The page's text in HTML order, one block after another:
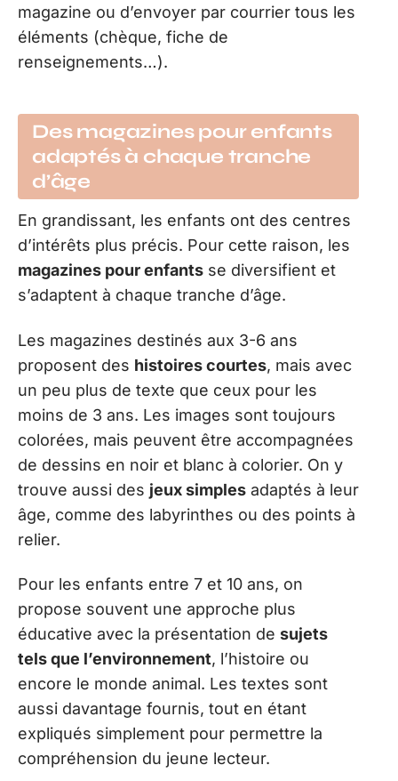
magazine ou d’envoyer par courrier tous les
éléments (chèque, fiche de
renseignements…).
Des magazines pour enfants
adaptés à chaque tranche
d’âge
En grandissant, les enfants ont des centres
d’intérêts plus précis. Pour cette raison, les
magazines pour enfants se diversifient et
s’adaptent à chaque tranche d’âge.
Les magazines destinés aux 3-6 ans
proposent des histoires courtes, mais avec
un peu plus de texte que ceux pour les
moins de 3 ans. Les images sont toujours
colorées, mais peuvent être accompagnées
de dessins en noir et blanc à colorier. On y
trouve aussi des jeux simples adaptés à leur
âge, comme des labyrinthes ou des points à
relier.
Pour les enfants entre 7 et 10 ans, on
propose souvent une approche plus
éducative avec la présentation de sujets
tels que l’environnement, l’histoire ou
encore le monde animal. Les textes sont
aussi davantage fournis, tout en étant
expliqués simplement pour permettre la
compréhension du jeune lecteur.